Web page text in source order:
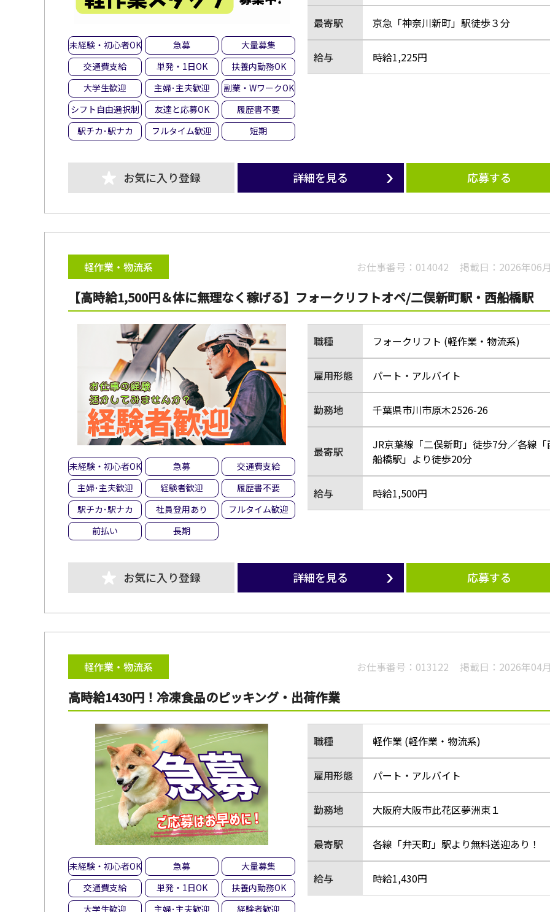
未経験・初心者OK 急募
大量募集
交通費支給
単発・1日OK
扶養内勤務OK
大学生歓迎
主婦･主夫歓迎
副業・WワークOK
シフト自由選択制
友達と応募OK
履歴書不要
駅チカ･駅ナカ
フルタイム歓迎 短期
最寄駅 京急「神奈川新町」駅徒歩３分
給与 時給1,225円
お気に入り登録 詳細を見る 応募する
軽作業・物流系 お仕事番号： 014042 掲載日： 2026年06
【高時給1,500円＆体に無理なく稼げる】フォークリフトオペ/二俣新町駅・西船橋駅
未経験・初心者OK 急募
交通費支給
主婦･主夫歓迎
経験者歓迎
履歴書不要
駅チカ･駅ナカ
社員登用あり
フルタイム歓迎
前払い
長期
職種 フォークリフト (軽作業・物流系)
雇用形態 パート・アルバイト
勤務地 千葉県市川市原木2526-26
最寄駅
JR京葉線「二俣新町」徒歩7分／各線「
船橋駅」より徒歩20分
給与 時給1,500円
お気に入り登録 詳細を見る 応募する
軽作業・物流系 お仕事番号： 013122 掲載日： 2026年04
高時給1430円！冷凍食品のピッキング・出荷作業
未経験・初心者OK 急募
大量募集
交通費支給
単発・1日OK
扶養内勤務OK
大学生歓迎
主婦･主夫歓迎 経験者歓迎
職種 軽作業 (軽作業・物流系)
雇用形態 パート・アルバイト
勤務地 大阪府大阪市此花区夢洲東１
最寄駅 各線「弁天町」駅より無料送迎あり！
給与 時給1,430円